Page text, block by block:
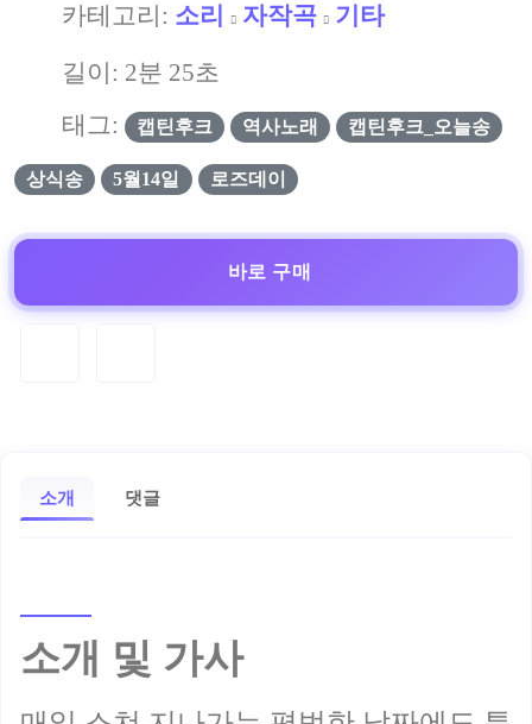
카테고리: 소리 자작곡 기타
길이: 2분 25초
태그:
캡틴후크 역사노래 캡틴후크_오늘송
상식송 5월14일 로즈데이
바로 구매
소개 댓글
소개 및 가사